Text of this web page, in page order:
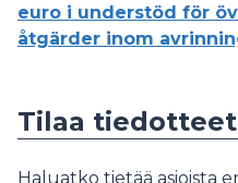
euro i understöd för
åtgärder inom
Tilaa
Haluatko tietää asioista